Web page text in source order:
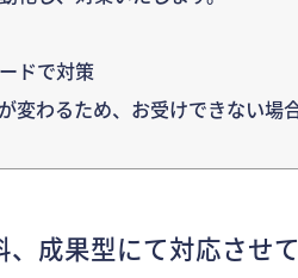
ドで対策
わるため、 お受けできない場
成果型にて対応させて